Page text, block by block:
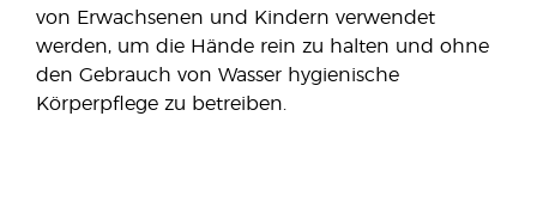
von Erwachsenen und Kindern verwendet
werden, um die Hände rein zu halten und ohne
den Gebrauch von Wasser hygienische
Körperpflege zu betreiben.